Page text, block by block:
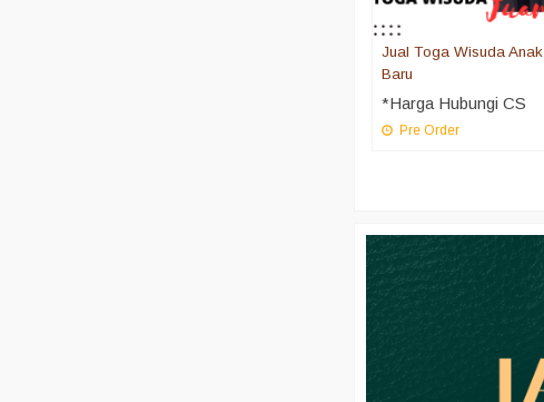
Jual Toga Wisuda Anak
Baru
*Harga Hubungi CS
Pre Order